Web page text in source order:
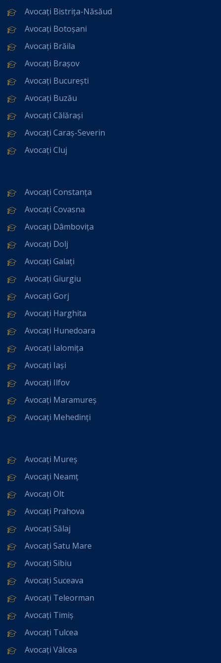
Avocați Bistrița-Năsăud
Avocați Botoșani
Avocați Brăila
Avocați Brașov
Avocați București
Avocați Buzău
Avocați Călărași
Avocați Caraș-Severin
Avocați Cluj
Avocați Constanța
Avocați Covasna
Avocați Dâmbovița
Avocați Dolj
Avocați Galați
Avocați Giurgiu
Avocați Gorj
Avocați Harghita
Avocați Hunedoara
Avocați Ialomița
Avocați Iași
Avocați Ilfov
Avocați Maramureș
Avocați Mehedinți
Avocați Mureș
Avocați Neamț
Avocați Olt
Avocați Prahova
Avocați Sălaj
Avocați Satu Mare
Avocați Sibiu
Avocați Suceava
Avocați Teleorman
Avocați Timiș
Avocați Tulcea
Avocați Vâlcea